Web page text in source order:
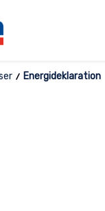
Energideklaration